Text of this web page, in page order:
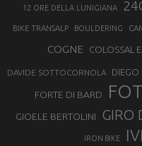
12 ORE DELLA LUNIGIANA
BIKE TRANSALP BOULDERING
COGNE COLOSSAL
DAVIDE SOTTOCORNOLA DIEGO
FORTE DI BARD
GIOELE BERTOLINI GIRO
IRON BIKE